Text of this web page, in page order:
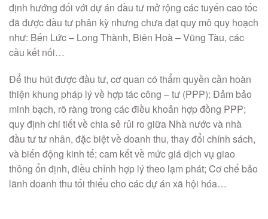
định hướng đối với dự án đầu tư mở rộng các tuyến cao tốc
đã được đầu tư phân kỳ nhưng chưa đạt quy mô quy hoạch
như: Bến Lức – Long Thành, Biên Hoà – Vũng Tàu, các
cầu kết nối…
Để thu hút được đầu tư, cơ quan có thẩm quyền cần hoàn
thiện khung pháp lý về hợp tác công – tư (PPP): Đảm bảo
minh bạch, rõ ràng trong các điều khoản hợp đồng PPP;
quy định chi tiết về chia sẻ rủi ro giữa Nhà nước và nhà
đầu tư tư nhân, đặc biệt về doanh thu, thay đổi chính sách,
và biến động kinh tế; cam kết về mức giá dịch vụ giao
thông ổn định, điều chỉnh hợp lý theo lạm phát; Cơ chế bảo
lãnh doanh thu tối thiểu cho các dự án xã hội hóa…